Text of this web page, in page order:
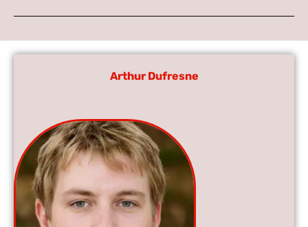
Arthur Dufresne